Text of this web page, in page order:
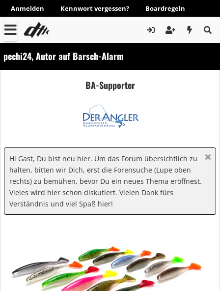
Anmelden Kennwort vergessen? Boardregeln
pechi24, Autor auf Barsch-Alarm
BA-Supporter
Hi Gast, Du bist neu hier. Um das Forum übersichtlich zu
halten, bitten wir Dich, erst die Forensuche (Lupe oben
rechts) zu bemühen, bevor Du ein neues Thema eröffnest.
Vieles wird hier schon diskutiert. Vielen Dank fürs
Verständnis und viel Spaß hier!